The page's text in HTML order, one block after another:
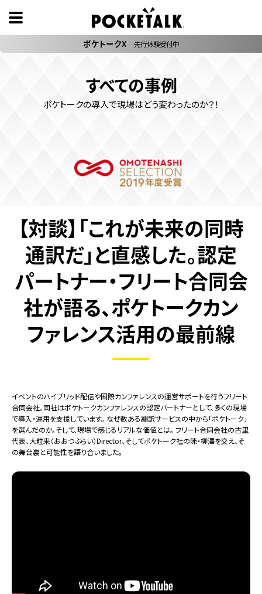
ポケトークX 先行体験受付中
すべての事例
ポケトークの導入で現場はどう変わったのか？！
【対談】「これが未来の同時
通訳だ」と直感した。認定
パートナー・フリート合同会
社が語る、ポケトークカン
ファレンス活用の最前線
イベントのハイブリッド配信や国際カンファレンスの運営サポートを行うフリート
合同会社。同社はポケトークカンファレンスの認定パートナーとして、多くの現場
で導入・運用を支援しています。 なぜ数ある翻訳サービスの中から「ポケトーク」
を選んだのか。そして、現場で感じるリアルな価値とは。 フリート合同会社の古里
代表、大粒来（おおつぶらい）Director、そしてポケトーク社の陳・柳澤を交え、そ
の舞台裏と可能性を語り合いました。